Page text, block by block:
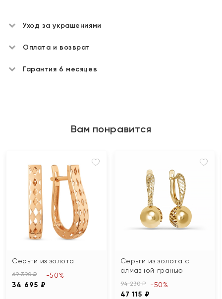
Уход за украшениями
Оплата и возврат
Гарантия 6 месяцев
Вам понравится
Серьги из золота
69 390 ₽
34 695 ₽
-50%
Серьги из золота с
алмазной гранью
94 230 ₽
47 115 ₽
-50%